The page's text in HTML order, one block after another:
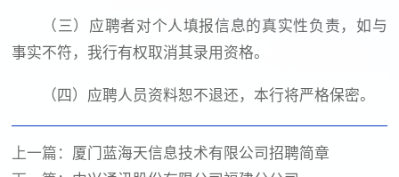
（三）应聘者对个人填报信息的真实性负责，如与
事实不符，我行有权取消其录用资格。
（四）应聘人员资料恕不退还，本行将严格保密。
上一篇： 厦门蓝海天信息技术有限公司招聘简章